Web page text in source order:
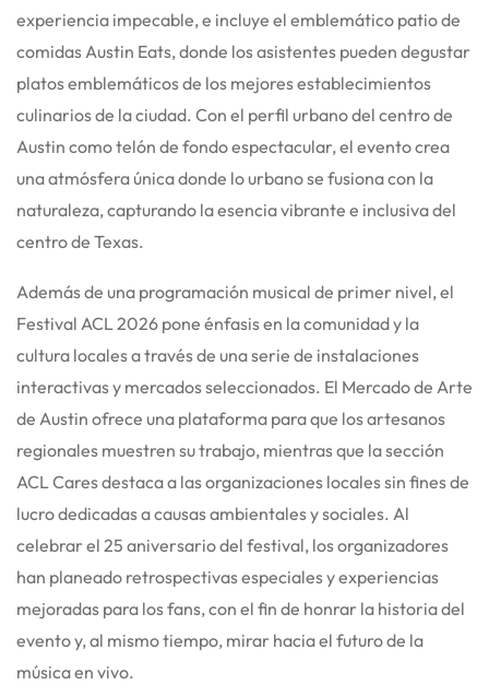
experiencia impecable, e incluye el emblemático patio de
comidas Austin Eats, donde los asistentes pueden degustar
platos emblemáticos de los mejores establecimientos
culinarios de la ciudad. Con el perfil urbano del centro de
Austin como telón de fondo espectacular, el evento crea
una atmósfera única donde lo urbano se fusiona con la
naturaleza, capturando la esencia vibrante e inclusiva del
centro de Texas.
Además de una programación musical de primer nivel, el
Festival ACL 2026 pone énfasis en la comunidad y la
cultura locales a través de una serie de instalaciones
interactivas y mercados seleccionados. El Mercado de Arte
de Austin ofrece una plataforma para que los artesanos
regionales muestren su trabajo, mientras que la sección
ACL Cares destaca a las organizaciones locales sin fines de
lucro dedicadas a causas ambientales y sociales. Al
celebrar el 25 aniversario del festival, los organizadores
han planeado retrospectivas especiales y experiencias
mejoradas para los fans, con el fin de honrar la historia del
evento y, al mismo tiempo, mirar hacia el futuro de la
música en vivo.